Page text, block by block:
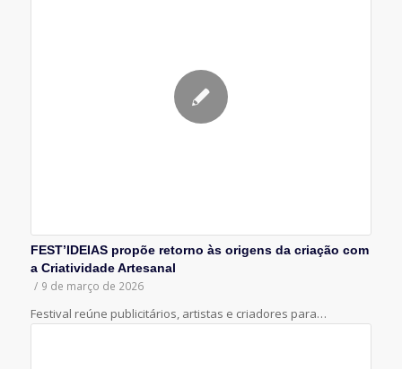
FEST’IDEIAS propõe retorno às origens da criação com
a Criatividade Artesanal
/ 9 de março de 2026
Festival reúne publicitários, artistas e criadores para…